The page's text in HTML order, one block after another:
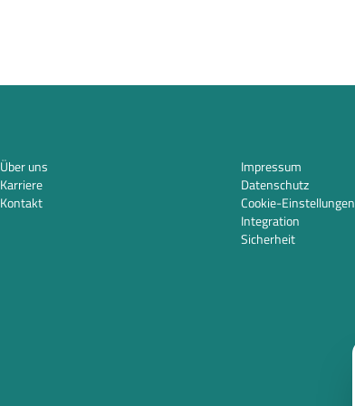
Über uns
Karriere
Kontakt
Impressum
Datenschutz
Cookie-Einstellungen
Integration
Sicherheit